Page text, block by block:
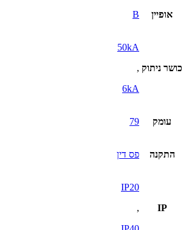
אופיין B
כושר ניתוק
50kA
,
6kA
עומק 79
התקנה פס דין
IP
IP20
,